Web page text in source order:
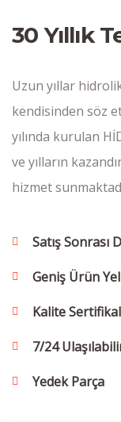
30 Yıllık
Uzun yıllar
kendisinden söz
yılında kurulan
ve yılların
hizmet
Satış Sonrası
Geniş Ürün
Kalite
7/24
Yedek Parça